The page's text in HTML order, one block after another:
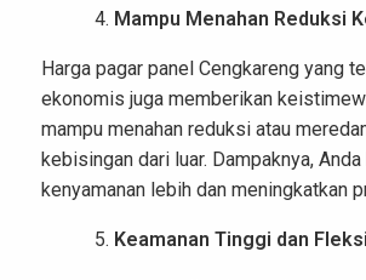
Mampu Menahan Reduksi
Harga pagar panel Cengkareng yang
ekonomis juga memberikan
mampu menahan reduksi atau
kebisingan dari luar. Dampaknya,
kenyamanan lebih dan meningkatkan
Keamanan Tinggi dan